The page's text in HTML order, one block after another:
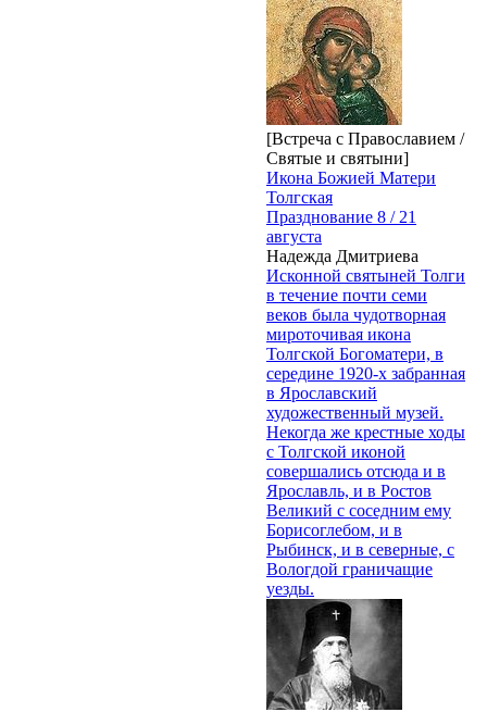
[Встреча с Православием /
Святые и святыни]
Икона Божией Матери
Толгская
Празднование 8 / 21
августа
Надежда Дмитриева
Исконной святыней Толги
в течение почти семи
веков была чудотворная
мироточивая икона
Толгской Богоматери, в
середине 1920-х забранная
в Ярославский
художественный музей.
Некогда же крестные ходы
с Толгской иконой
совершались отсюда и в
Ярославль, и в Ростов
Великий с соседним ему
Борисоглебом, и в
Рыбинск, и в северные, с
Вологдой граничащие
уезды.